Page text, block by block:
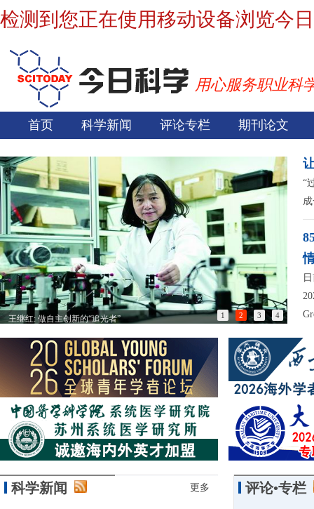
检测到您正在使用移动设备浏览今
用心服务职业科
首页 科学新闻 评论专栏 期刊论文
王继红: 做自主创新的“追光者” 以
1 2 3 4
“
科学新闻 更多 评论•专栏